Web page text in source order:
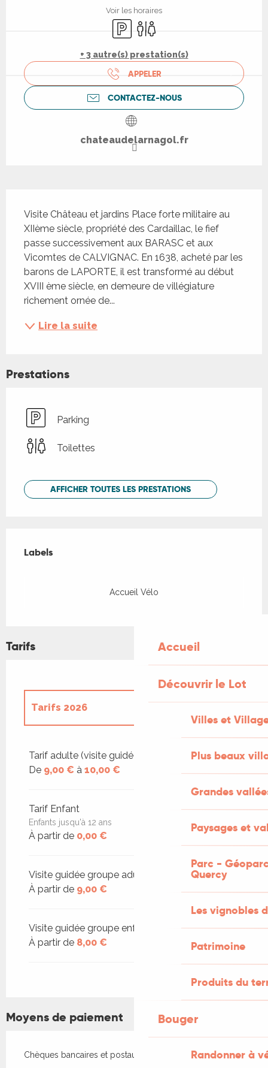
Accueil
Découvrir le Lot
Villes et
Plus beaux
Grandes
Paysages et
Parc -
Quercy
Les vignobles
Patrimoine
Produits du
Bouger
Randonner à
Voir les horaires
ParkingToilettes
+ 3 autre(s) prestation(s)
APPELER
CONTACTEZ-NOUS
chateaudelarnagol.fr
Visite Château et jardins Place forte militaire au
XIIème siècle, propriété des Cardaillac, le fief
passe successivement aux BARASC et aux
Vicomtes de CALVIGNAC. En 1638, acheté par les
barons de LAPORTE, il est transformé au début
XVIII ème siècle, en demeure de villégiature
richement ornée de...
Lire la suite
Prestations
Parking
Toilettes
AFFICHER TOUTES LES PRESTATIONS
Labels
Labels
Accueil Vélo
Tarifs
Tarifs 2026
Tarif adulte (visite guidée)
De 9,00 € à 10,00 €
Tarif Enfant
Enfants jusqu'à 12 ans
À partir de 0,00 €
Visite guidée groupe adulte
À partir de 9,00 €
Visite guidée groupe enfant
À partir de 8,00 €
Moyens de paiement
Chèques bancaires et postaux